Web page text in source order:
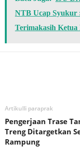
NTB Ucap Syukur
Terimakasih Ketua
Artikulli paraprak
Pengerjaan Trase
Treng Ditargetkan
Rampung